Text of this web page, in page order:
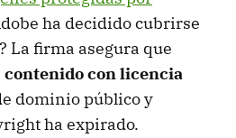
ha decidido cubrirse
La firma asegura que
contenido con licencia
dominio público y
ha expirado.